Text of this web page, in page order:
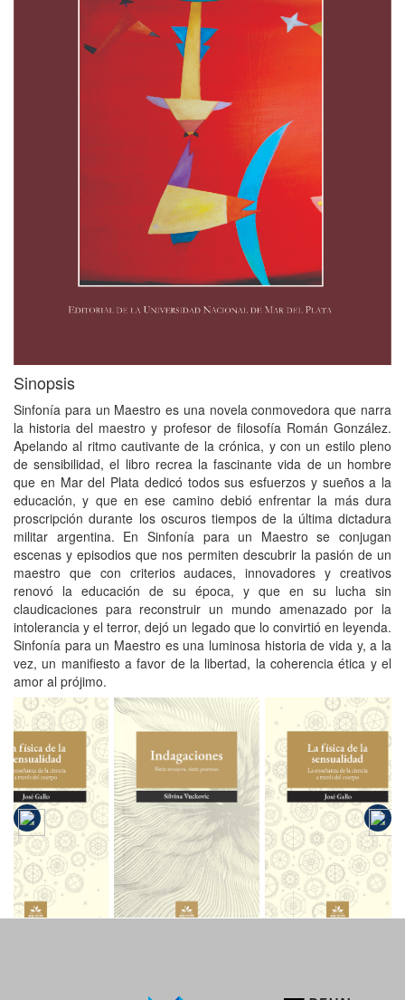
Sinopsis
Sinfonía para un Maestro es una novela conmovedora que narra
la historia del maestro y profesor de filosofía Román González.
Apelando al ritmo cautivante de la crónica, y con un estilo pleno
de sensibilidad, el libro recrea la fascinante vida de un hombre
que en Mar del Plata dedicó todos sus esfuerzos y sueños a la
educación, y que en ese camino debió enfrentar la más dura
proscripción durante los oscuros tiempos de la última dictadura
militar argentina. En Sinfonía para un Maestro se conjugan
escenas y episodios que nos permiten descubrir la pasión de un
maestro que con criterios audaces, innovadores y creativos
renovó la educación de su época, y que en su lucha sin
claudicaciones para reconstruir un mundo amenazado por la
intolerancia y el terror, dejó un legado que lo convirtió en leyenda.
Sinfonía para un Maestro es una luminosa historia de vida y, a la
vez, un manifiesto a favor de la libertad, la coherencia ética y el
amor al prójimo.
La física de
la
sensualidad
Indagaciones
La física de
la
sensualidad